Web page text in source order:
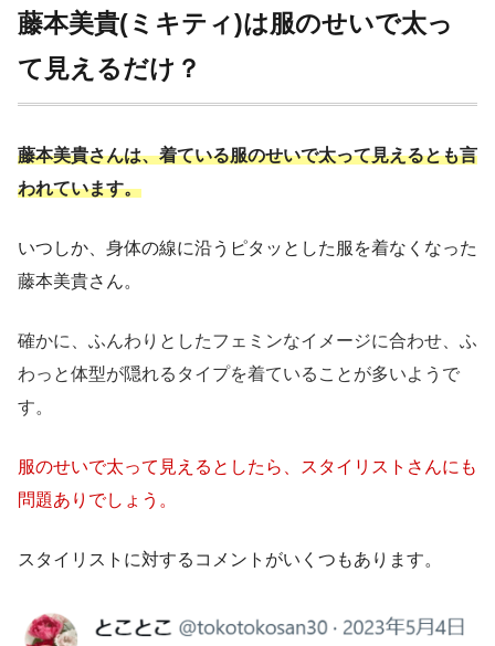
藤本美貴(ミキティ)は服のせいで太っ
て見えるだけ？
藤本美貴さんは、着ている服のせいで太って見えるとも言
われています。
いつしか、身体の線に沿うピタッとした服を着なくなった
藤本美貴さん。
確かに、ふんわりとしたフェミンなイメージに合わせ、ふ
わっと体型が隠れるタイプを着ていることが多いようで
す。
服のせいで太って見えるとしたら、スタイリストさんにも
問題ありでしょう。
スタイリストに対するコメントがいくつもあります。